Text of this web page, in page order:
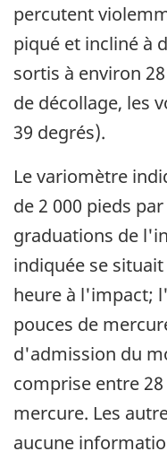
percutent
piqué et incliné à
sortis à environ
de décollage, les
39 degrés).
Le variomètre
de 2 000 pieds
graduations de
indiquée se
heure à l'impact;
pouces de
d'admission du
comprise entre
mercure. Les
aucune